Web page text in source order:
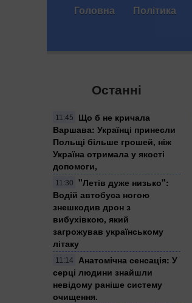
Головна Політика
Останні
11:45
Що б не кричала
Варшава: Українці принесли
Польщі більше грошей, ніж
Україна отримала у якості
допомоги,
11:30
"Летів дуже низько":
Водій автобуса ногою
знешкодив дрон з
вибухівкою, який
загрожував українському
літаку
11:14
Анатомічна сенсація: У
серці людини знайшли
невідому раніше систему
очищення.